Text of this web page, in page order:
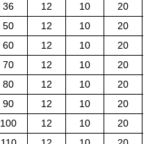
36 12 10
20
50 12 10
20
60 12 10
20
70 12 10
20
80 12 10
20
90 12 10
20
100 12 10
20